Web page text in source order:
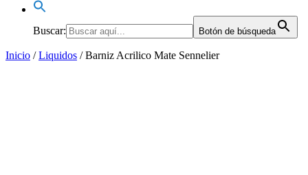
Buscar: Botón de búsqueda
Inicio /Liquidos / Barniz Acrilico Mate Sennelier